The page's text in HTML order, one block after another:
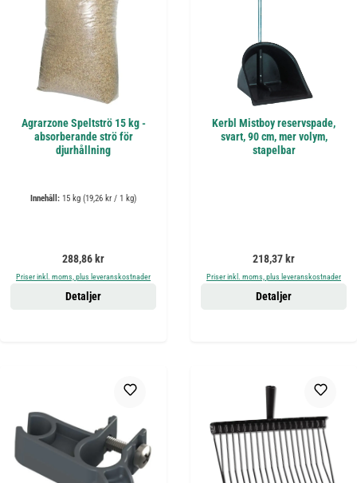
Agrarzone Speltströ 15 kg -
absorberande strö för
djurhållning
Innehåll: 15 kg (19,26 kr / 1 kg)
Ordinarie pris:
288,86 kr
Priser inkl. moms, plus leveranskostnader
Detaljer
Kerbl Mistboy reservspade,
svart, 90 cm, mer volym,
stapelbar
Ordinarie pris:
218,37 kr
Priser inkl. moms, plus leveranskostnader
Detaljer